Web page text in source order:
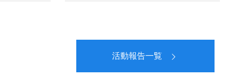
活動報告一覧